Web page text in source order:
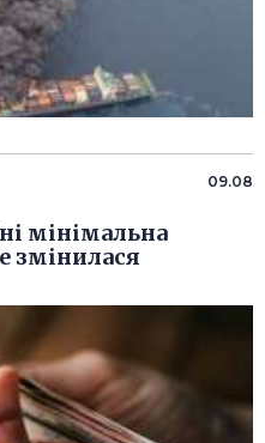
09.08
мінімальна
змінилася